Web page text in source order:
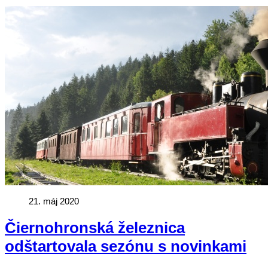
21. máj 2020
Čiernohronská železnica
odštartovala sezónu s novinkami